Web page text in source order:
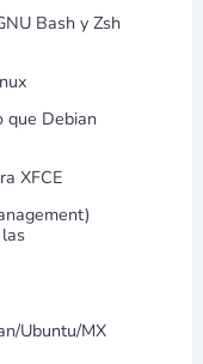
Bash y Zsh
que Debian
XFCE
Ubuntu/MX